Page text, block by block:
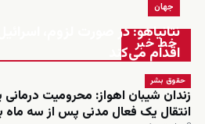
زنده
خط خبر
جهان
نتانیاهو: در صورت لزوم، اسرائیل
اقدام می‌کند
حقوق بشر
زندان شیبان اهواز: محرومیت
انتقال یک فعال مدنی پس از سه ماه